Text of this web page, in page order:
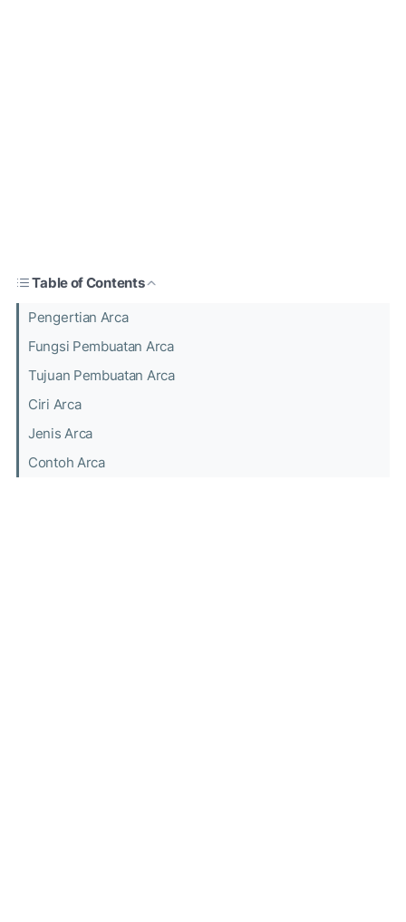
Table of Contents
Pengertian Arca
Fungsi Pembuatan Arca
Tujuan Pembuatan Arca
Ciri Arca
Jenis Arca
Contoh Arca